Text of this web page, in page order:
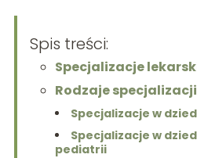
Spis treści:
Specjalizacje
Rodzaje
Specjalizacje w
Specjalizacje w
pediatrii